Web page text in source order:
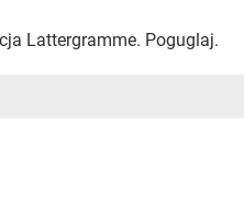
Lattergramme. Poguglaj.